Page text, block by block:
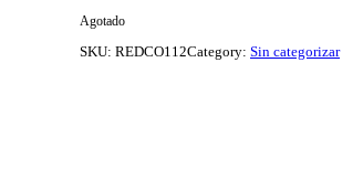
Agotado
SKU: REDCO112Category: Sin categorizar